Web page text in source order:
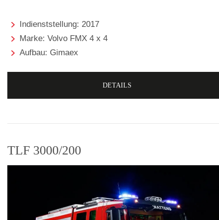
Indienststellung: 2017
Marke: Volvo FMX 4 x 4
Aufbau: Gimaex
DETAILS
TLF 3000/200